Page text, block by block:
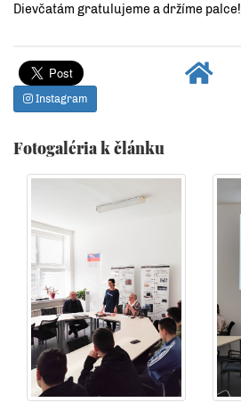
Dievčatám gratulujeme a držíme palce!
Instagram
Fotogaléria k článku